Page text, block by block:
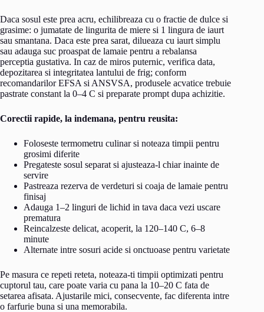
Daca sosul este prea acru, echilibreaza cu o fractie de dulce si
grasime: o jumatate de lingurita de miere si 1 lingura de iaurt
sau smantana. Daca este prea sarat, dilueaza cu iaurt simplu
sau adauga suc proaspat de lamaie pentru a rebalansa
perceptia gustativa. In caz de miros puternic, verifica data,
depozitarea si integritatea lantului de frig; conform
recomandarilor EFSA si ANSVSA, produsele acvatice trebuie
pastrate constant la 0–4 C si preparate prompt dupa achizitie.
Corectii rapide, la indemana, pentru reusita:
Foloseste termometru culinar si noteaza timpii pentru
grosimi diferite
Pregateste sosul separat si ajusteaza-l chiar inainte de
servire
Pastreaza rezerva de verdeturi si coaja de lamaie pentru
finisaj
Adauga 1–2 linguri de lichid in tava daca vezi uscare
prematura
Reincalzeste delicat, acoperit, la 120–140 C, 6–8
minute
Alternate intre sosuri acide si onctuoase pentru varietate
Pe masura ce repeti reteta, noteaza-ti timpii optimizati pentru
cuptorul tau, care poate varia cu pana la 10–20 C fata de
setarea afisata. Ajustarile mici, consecvente, fac diferenta intre
o farfurie buna si una memorabila.